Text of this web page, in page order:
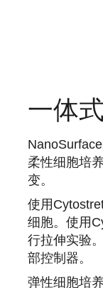
一体
柔性细胞培
变。
使用
细胞。使用
行拉伸实验。
部控制器。
弹性细胞培